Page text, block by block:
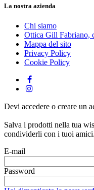
La nostra azienda
Chi siamo
Ottica Gill Fabriano,
Mappa del sito
Privacy Policy
Cookie Policy
Devi accedere o creare un
Salva i prodotti nella tua
condividerli con i tuoi amici.
E-mail
Password